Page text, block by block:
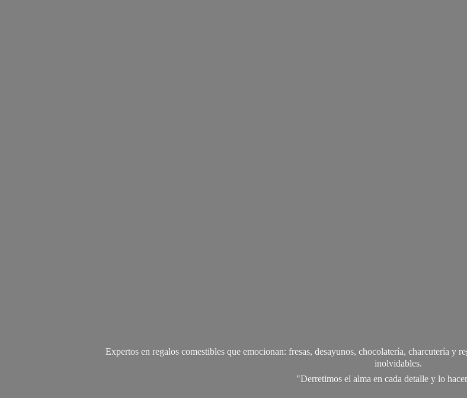
Expertos en regalos comestibles que emocionan: fresas, desayunos, chocolatería, charcutería y
inolvidables.
"Derretimos el alma en cada detalle y lo